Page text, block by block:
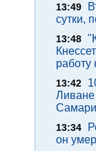
13:49
сутки,
13:48
работу
13:42
13:34
он